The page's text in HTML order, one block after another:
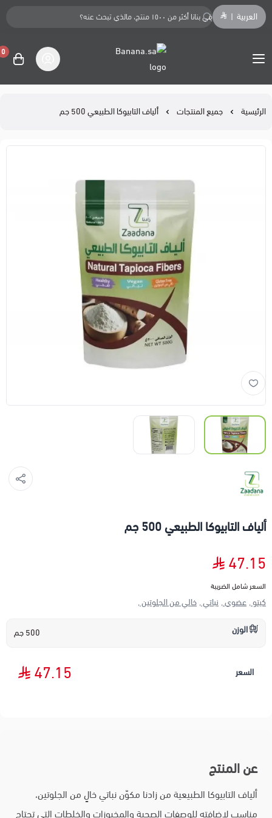
العربية
Banana.sa
0
الرئيسية جميع المنتجات ألياف التابيوكا الطبيعي 500 جم
ألياف التابيوكا الطبيعي 500 جم
47.15
السعر شامل الضريبة
كيتو , عضوي , نباتي , خالي من الجلوتين ,
الوزن 500 جم
السعر 47.15
عن المنتج
ألياف التابيوكا الطبيعية من زادنا مكوّن نباتي خالٍ من الجلوتين،
مناسب لإضافته للوصفات الصحية والمخبوزات والخلطات التي تحتاج